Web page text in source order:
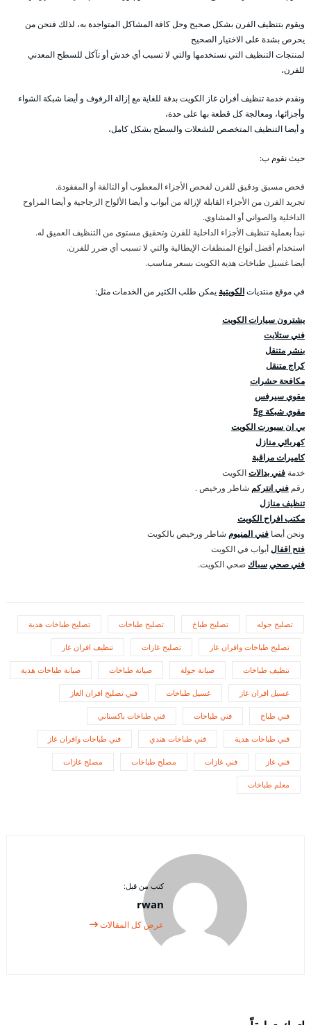
ويقوم بتنظيف الفرن بشكل صحيح وحل كافة المشاكل المتواجدة به، لذلك فنحن من
يحرص بشدة على الاختيار الصحيح
لمنتجات التنظيف التي نستخدمها والتي لا تسبب أي خدش أو تآكل للسطح المعدني
للفرن،
ونقدم خدمة تنظيف أفران غاز الكويت بدقة للغاية مع إزالة الرفوف و أيضا شبكة الشواء
وأجزائها، ومعالجة كل قطعة بها على حدة،
و أيضا التنظيف المتخصص للشعلات والسطح بشكل كامل،
حيث نقوم ب:
فحص مسبق ودقيق للفرن لفحص الأجزاء المعطوب أو التالفة أو المفقودة.
تجريد الفرن من الأجزاء القابلة لإزالة من أبواب و أيضا الألواح الزجاجية و أيضا المراوح
الداخلية والصواني أو المشاوي.
نبدأ بعملية تنظيف الأجزاء الداخلية للفرن وتحقيق مستوى من التنظيف العميق له.
استخدام أفضل أنواع المنظفات الإيطالية والتي لا تسبب أي ضرر للفرن.
أيضا غسيل طباخات هدية الكويت بسعر مناسب.
في موقع منتدياتالكويتية يمكن طلب الكثير من الخدمات مثل:
يشترون سيارات الكويت
فني ستلايت
بنشر متنقل
كراج متنقل
مكافحة حشرات
مقوي سيرفس
مقوي شبكة 5g
بي ان سبورت الكويت
كهربائي منازل
كاميرات مراقبة
خدمة فني بدالاتالكويت
رقم فني انتركم شاطر ورخيص .
تنظيف منازل
مكتب افراح الكويت
ونحن أيضا فني المنيوم شاطر ورخيص بالكويت
فتح اقفالأبواب في الكويت
فني صحيسباك صحي الكويت.
تصليح جوله تصليح طباخ تصليح طباخات تصليح طباخات هدية
تصليح طباخات وافران غاز تصليح غازات تنظيف افران غاز
تنظيف طباخات صيانة جولة صيانة طباخات صيانة طباخات هدية
غسيل افران غاز غسيل طباخات فني تصليح افران الغاز
فني طباخ فني طباخات فني طباخات باكستاني
فني طباخات هدية فني طباخات هندي فني طباخات وافران غاز
فني غاز فني غازات مصلح طباخات مصلح غازات
معلم طباخات
كتب من قبل:
rwan
عرض كل المقالات